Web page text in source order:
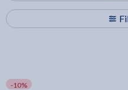
-10%